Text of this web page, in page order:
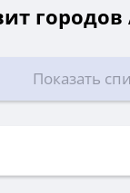
Показать